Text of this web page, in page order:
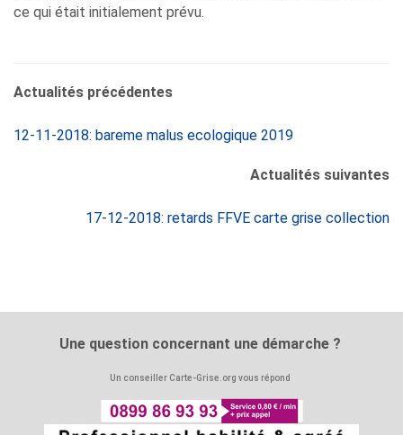
ce qui était initialement prévu.
Actualités précédentes
12-11-2018: bareme malus ecologique 2019
Actualités suivantes
17-12-2018: retards FFVE carte grise collection
Une question concernant une démarche ?
Un conseiller Carte-Grise.org vous répond